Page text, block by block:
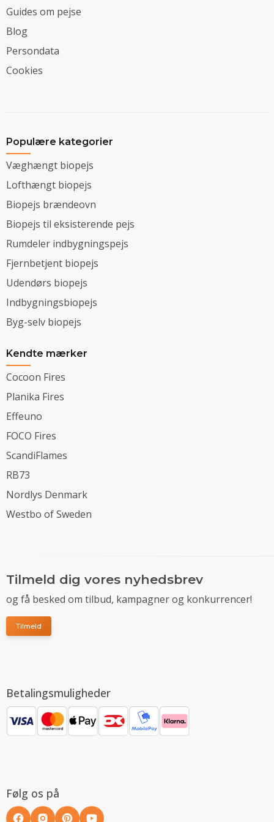
Guides om pejse
Blog
Persondata
Cookies
Populære kategorier
Væghængt biopejs
Lofthængt biopejs
Biopejs brændeovn
Biopejs til eksisterende pejs
Rumdeler indbygningspejs
Fjernbetjent biopejs
Udendørs biopejs
Indbygningsbiopejs
Byg-selv biopejs
Kendte mærker
Cocoon Fires
Planika Fires
Effeuno
FOCO Fires
ScandiFlames
RB73
Nordlys Denmark
Westbo of Sweden
Tilmeld dig vores nyhedsbrev
og få besked om tilbud, kampagner og konkurrencer!
Tilmeld
Betalingsmuligheder
Følg os på